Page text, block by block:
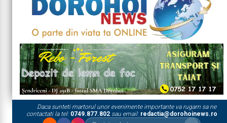
Daca sunteti martorul unor evenimente importante va rugam sa ne
contactati la tel: 0749.877.802sau email: redactia@dorohoinews.ro